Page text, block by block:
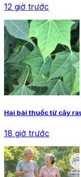
12 giờ trước
Hai bài thuốc từ cây
18 giờ trước